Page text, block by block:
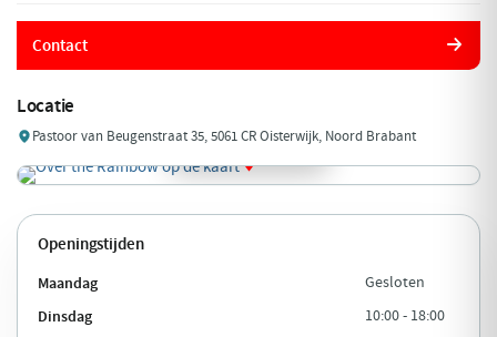
Contact
Locatie
Pastoor van Beugenstraat 35, 5061 CR Oisterwijk, Noord Brabant
Openingstijden
Maandag Gesloten
Dinsdag 10:00 - 18:00